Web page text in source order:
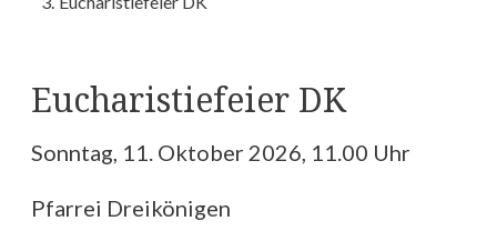
Eucharistiefeier DK
Sonntag, 11. Oktober 2026, 11.00 Uhr
Pfarrei Dreikönigen